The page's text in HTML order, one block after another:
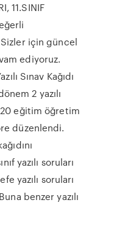
11.SINIF
için güncel
ediyoruz.
Sınav Kağıdı
2 yazılı
eğitim öğretim
düzenlendi.
yazılı soruları
yazılı soruları
benzer yazılı